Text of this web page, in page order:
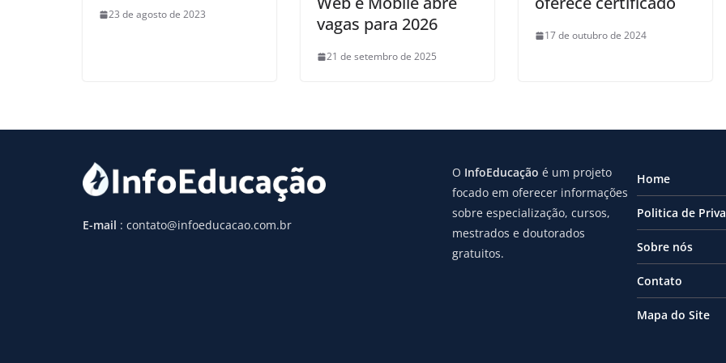
23 de agosto de 2023
vagas para 2026
21 de setembro de 2025
17 de outubro de 2024
E-mail : contato@infoeducacao.com.br
O InfoEducação é um projeto
focado em oferecer informações
sobre especialização, cursos,
mestrados e doutorados
gratuitos.
Home
Politica de
Sobre nós
Contato
Mapa do Site